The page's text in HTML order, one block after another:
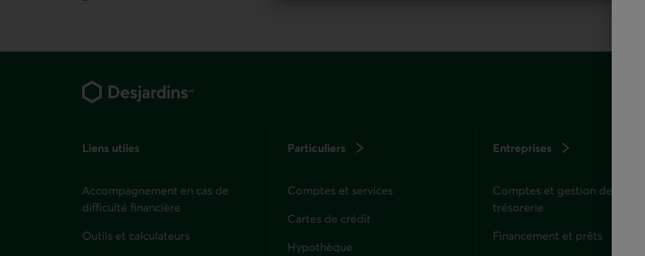
Liens utiles
Accompagnement en cas de
difficulté financière
Outils et calculateurs
Particuliers
Comptes et services
Cartes de crédit
Hypothèque
Entreprises
Comptes et gestion de
trésorerie
Financement et prêts